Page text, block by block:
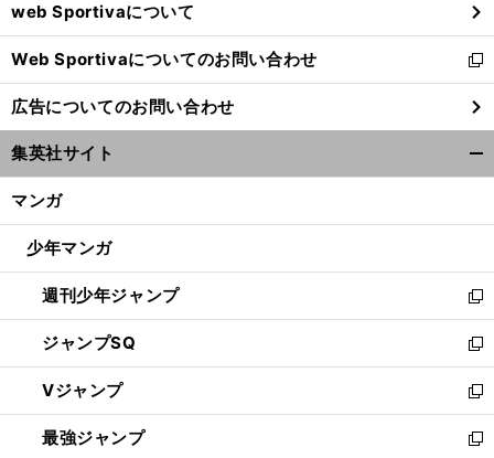
で
開
く
web Sportivaについて
Web Sportivaについてのお問い合わせ
新
し
い
ウ
ィ
ン
ウ
開
く
広告についてのお問い合わせ
集英社サイト
マンガ
少年マンガ
週刊少年ジャンプ
新
し
い
ウ
ィ
ン
ド
ジャンプSQ
新
し
い
ウ
ィ
Vジャンプ
新
し
い
最強ジャンプ
新